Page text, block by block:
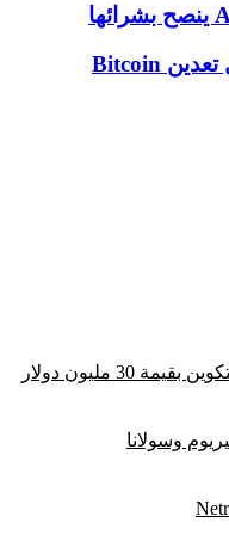
تقديم مكافآت من PayPal لعمال تعدين Bitcoin
مليون دولار
وسولانا